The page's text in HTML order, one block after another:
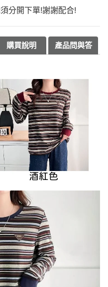
分開下單!謝謝配合!
購買說明 產品問與答